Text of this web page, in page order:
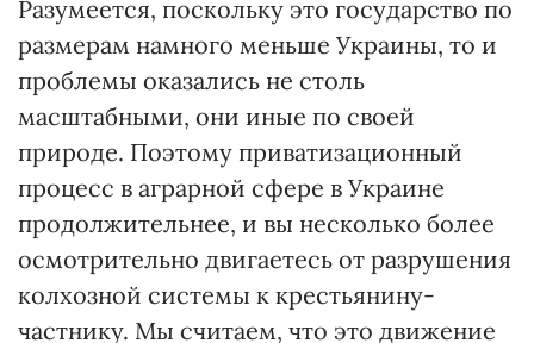
Разумеется, поскольку это государство по
размерам намного меньше Украины, то и
проблемы оказались не столь
масштабными, они иные по своей
природе. Поэтому приватизационный
процесс в аграрной сфере в Украине
продолжительнее, и вы несколько более
осмотрительно двигаетесь от разрушения
колхозной системы к крестьянину-
частнику. Мы считаем, что это движение